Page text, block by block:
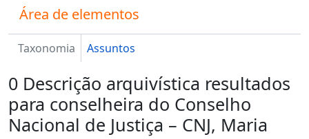
Área de elementos
Taxonomia Assuntos
0 Descrição arquivística resultados
para conselheira do Conselho
Nacional de Justiça – CNJ, Maria